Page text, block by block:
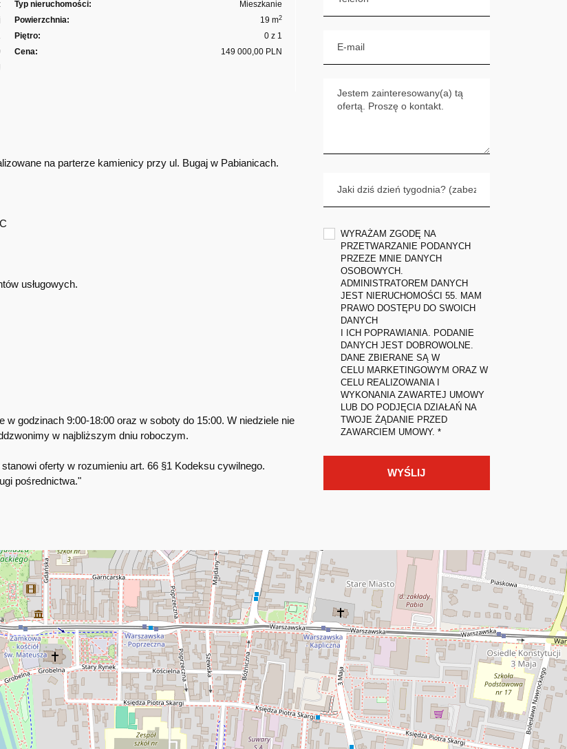
Typ nieruchomości:
Mieszkanie
Powierzchnia: 19 m2
Piętro:
0 z 1
Cena:
149 000,00 PLN
na parterze kamienicy przy ul. Bugaj w Pabianicach.
usługowych.
godzinach 9:00-18:00 oraz w soboty do 15:00. W niedziele nie
w najbliższym dniu roboczym.
oferty w rozumieniu art. 66 §1 Kodeksu cywilnego.
pośrednictwa."
WYRAŻAM ZGODĘ NA
PRZETWARZANIE PODANYCH
PRZEZE MNIE DANYCH
OSOBOWYCH.
ADMINISTRATOREM DANYCH
JEST NIERUCHOMOŚCI 55. MAM
PRAWO DOSTĘPU DO SWOICH
DANYCH
I ICH POPRAWIANIA. PODANIE
DANYCH JEST DOBROWOLNE.
DANE ZBIERANE SĄ W
CELU MARKETINGOWYM ORAZ W
CELU REALIZOWANIA I
WYKONANIA ZAWARTEJ UMOWY
LUB DO PODJĘCIA DZIAŁAŃ NA
TWOJE ŻĄDANIE PRZED
ZAWARCIEM UMOWY. *